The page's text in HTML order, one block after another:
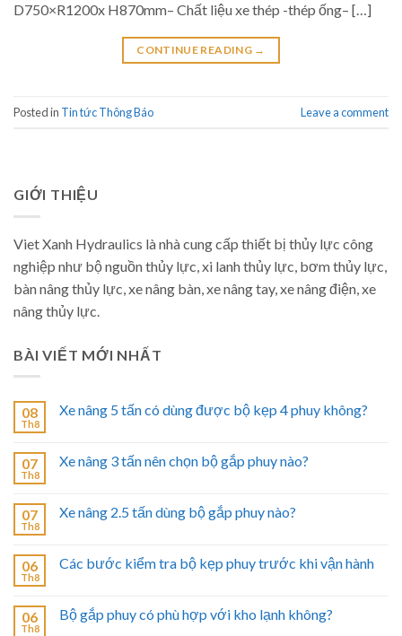
D750×R1200x H870mm– Chất liệu xe thép -thép ống– […]
CONTINUE READING →
Posted in Tin tức Thông Báo Leave a comment
GIỚI THIỆU
Viet Xanh Hydraulics là nhà cung cấp thiết bị thủy lực công
nghiệp như bộ nguồn thủy lực, xi lanh thủy lực, bơm thủy lực,
bàn nâng thủy lực, xe nâng bàn, xe nâng tay, xe nâng điện, xe
nâng thủy lực.
BÀI VIẾT MỚI NHẤT
08
Th8
Xe nâng 5 tấn có dùng được bộ kẹp 4 phuy không?
07
Th8
Xe nâng 3 tấn nên chọn bộ gắp phuy nào?
07
Th8
Xe nâng 2.5 tấn dùng bộ gắp phuy nào?
06
Th8
Các bước kiểm tra bộ kẹp phuy trước khi vận hành
06
Th8
Bộ gắp phuy có phù hợp với kho lạnh không?